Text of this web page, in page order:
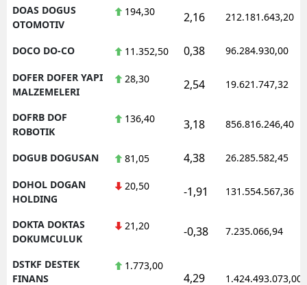
DOAS DOGUS
OTOMOTIV
194,30 2,16 212.181.643,20
DOCO DO-CO 11.352,50 0,38 96.284.930,00
DOFER DOFER YAPI
MALZEMELERI
28,30 2,54 19.621.747,32
DOFRB DOF
ROBOTIK
136,40 3,18 856.816.246,40
DOGUB DOGUSAN 81,05 4,38 26.285.582,45
DOHOL DOGAN
HOLDING
20,50 -1,91 131.554.567,36
DOKTA DOKTAS
DOKUMCULUK
21,20 -0,38 7.235.066,94
DSTKF DESTEK
FINANS
1.773,00
4,29 1.424.493.073,00